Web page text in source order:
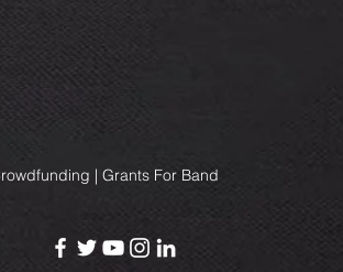
| Grants For Band